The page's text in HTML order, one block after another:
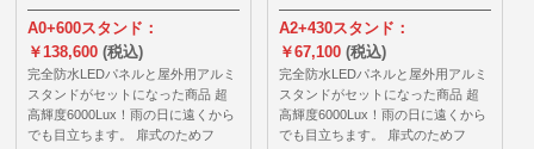
A0+600スタンド：
￥138,600(税込)
完全防水LEDパネルと屋外用アルミ
スタンドがセットになった商品 超
高輝度6000Lux！雨の日に遠くから
でも目立ちます。 扉式のためフ
A2+430スタンド：
￥67,100 (税込)
完全防水LEDパネルと屋外用アルミ
スタンドがセットになった商品 超
高輝度6000Lux！雨の日に遠くから
でも目立ちます。 扉式のためフ